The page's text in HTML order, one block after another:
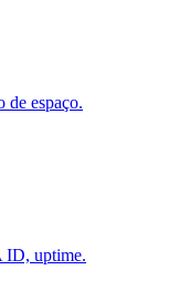
de espaço.
ID, uptime.